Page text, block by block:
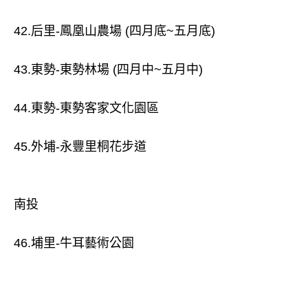
42.后里-鳳凰山農場 (四月底~五月底)
43.東勢-東勢林場 (四月中~五月中)
44.東勢-東勢客家文化園區
45.外埔-永豐里桐花步道
南投
46.埔里-牛耳藝術公園